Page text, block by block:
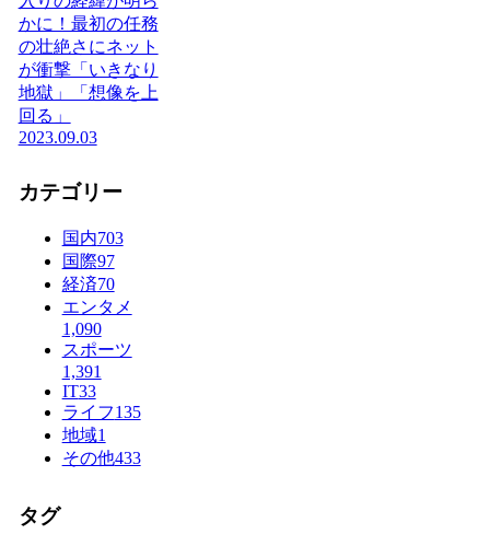
かに！最初の任務
の壮絶さにネット
が衝撃「いきなり
地獄」「想像を上
回る」
2023.09.03
カテゴリー
国内703
国際97
経済70
エンタメ
1,090
スポーツ
1,391
IT33
ライフ135
地域1
その他433
タグ